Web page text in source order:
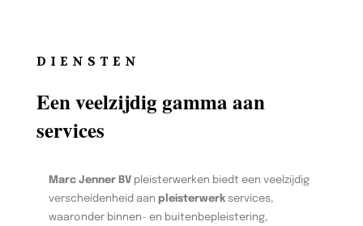
DIENSTEN
Een veelzijdig gamma aan
services
Marc Jenner BV pleisterwerken biedt een veelzijdig
verscheidenheid aan pleisterwerk services,
waaronder binnen- en buitenbepleistering,